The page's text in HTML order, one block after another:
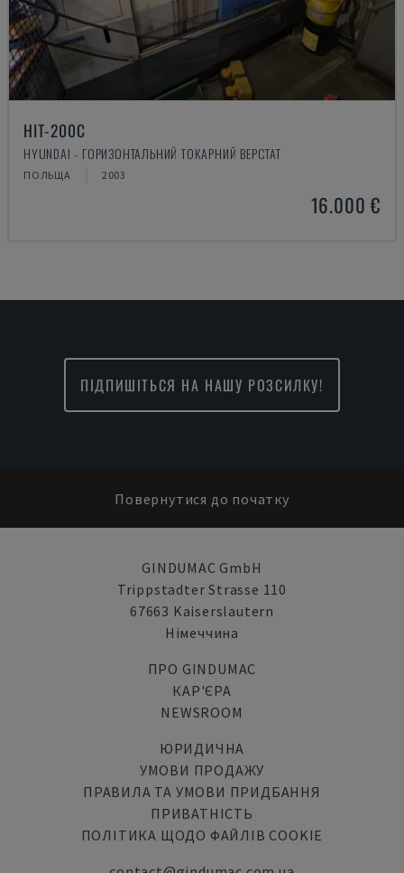
HIT-200C
HYUNDAI - ГОРИЗОНТАЛЬНИЙ ТОКАРНИЙ ВЕРСТАТ
ПОЛЬЩА 2003
16.000 €
ПІДПИШІТЬСЯ НА НАШУ РОЗСИЛКУ!
Повернутися до початку
GINDUMAC GmbH
Trippstadter Strasse 110
67663 Kaiserslautern
Німеччина
ПРО GINDUMAC
КАР'ЄРА
NEWSROOM
ЮРИДИЧНА
УМОВИ ПРОДАЖУ
ПРАВИЛА ТА УМОВИ ПРИДБАННЯ
ПРИВАТНІСТЬ
ПОЛІТИКА ЩОДО ФАЙЛІВ COOKIE